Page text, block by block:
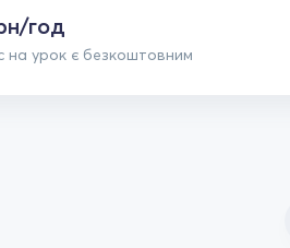
год
на урок є безкоштовним